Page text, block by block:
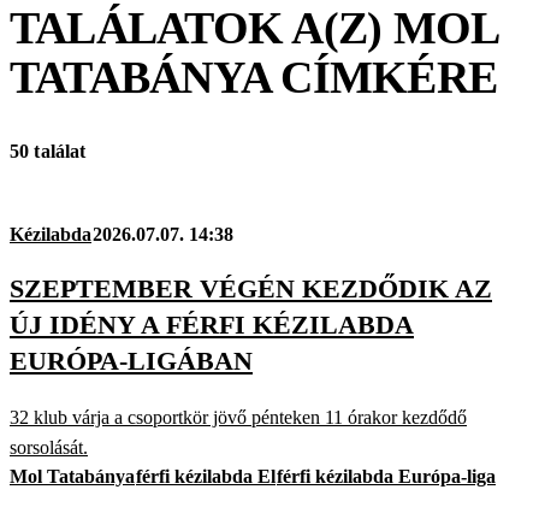
TALÁLATOK A(Z) MOL
TATABÁNYACÍMKÉRE
50 találat
Kézilabda2026.07.07. 14:38
SZEPTEMBER VÉGÉN KEZDŐDIK AZ
ÚJ IDÉNY A FÉRFI KÉZILABDA
EURÓPA-LIGÁBAN
32 klub várja a csoportkör jövő pénteken 11 órakor kezdődő
sorsolását.
Mol Tatabányaférfi kézilabda Elférfi kézilabda Európa-liga